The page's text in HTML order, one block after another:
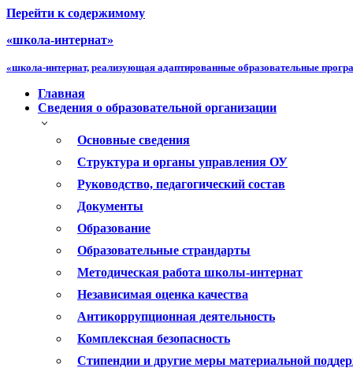
Перейти к содержимому
«школа-интернат»
«школа-интернат, реализующая адаптированные образовательные
Главная
Сведения о образовательной организации
Основные сведения
Структура и органы управления ОУ
Руководство, педагогический состав
Документы
Образование
Образовательные страндарты
Методическая работа школы-интернат
Независимая оценка качества
Антикоррупционная деятельность
Комплексная безопасность
Стипендии и другие меры материальной